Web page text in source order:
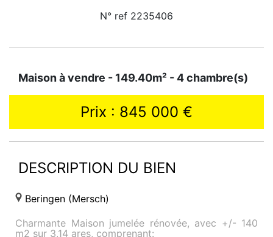
N° ref 2235406
Maison à vendre - 149.40m² - 4 chambre(s)
Prix : 845 000 €
DESCRIPTION DU BIEN
Beringen (Mersch)
Charmante Maison jumelée rénovée, avec +/- 140
m2 sur 3,14 ares, comprenant: